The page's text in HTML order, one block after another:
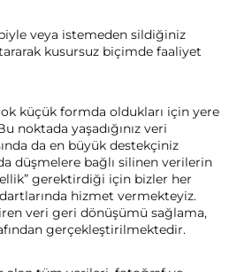
veya istemeden sildiğiniz
kusursuz biçimde faaliyet
küçük formda oldukları için yere
noktada yaşadığınız veri
da en büyük destekçiniz
düşmelere bağlı silinen verilerin
gerektirdiği için bizler her
hizmet vermekteyiz.
veri geri dönüşümü sağlama,
gerçekleştirilmektedir.